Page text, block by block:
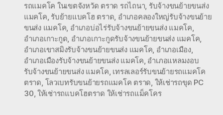
รถแมคโค ในเขตจังหวัด ตราด รถไถนา, รับจ้างขนย้ายขนส่ง
แมคโค, รับย้ายแบคโฮ ตราด, อำเภอคลองใหญ่รับจ้างขนย้าย
ขนส่ง แมคโค, อำเภอบ่อไร่รับจ้างขนย้ายขนส่ง แมคโค,
อำเภอเกาะกูด, อำเภอเกาะกูดรับจ้างขนย้ายขนส่ง แมคโค,
อำเภอเขาสมิงรับจ้างขนย้ายขนส่ง แมคโค, อำเภอเมือง,
อำเภอเมืองรับจ้างขนย้ายขนส่ง แมคโค, อำเภอแหลมงอบ
รับจ้างขนย้ายขนส่ง แมคโค, เทรลเลอร์รับขนย้ายรถแมคโค
ตราด, โลวเบทรับขนย้ายรถแมคโค ตราด, ให้เช่ารถขุด PC
30, ให้เช่ารถแบคโฮตราด ให้เช่ารถแม็คโคร